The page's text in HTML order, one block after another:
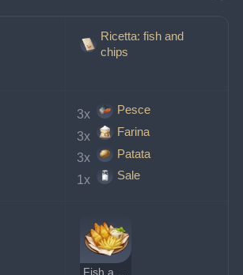
Ricetta: fish and
chips
3x
Pesce
3x
Farina
3x
Patata
1x
Sale